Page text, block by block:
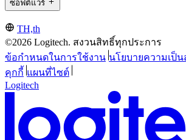
ซอฟต์แวร์
TH,th
©2026 Logitech. สงวนสิทธิ์ทุกประการ
ข้อกำหนดในการใช้งาน นโยบายความเป็
คุกกี้ แผนที่ไซต์
Logitech